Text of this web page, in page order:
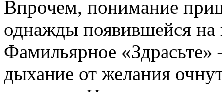
Впрочем, понимание
однажды появившейся на
Фамильярное
дыхание от желания